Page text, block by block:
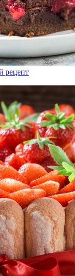
рецепт